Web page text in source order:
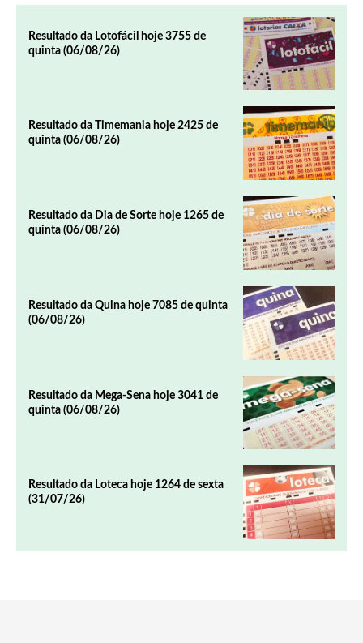
Resultado da Lotofácil hoje 3755 de
quinta (06/08/26)
Resultado da Timemania hoje 2425 de
quinta (06/08/26)
Resultado da Dia de Sorte hoje 1265 de
quinta (06/08/26)
Resultado da Quina hoje 7085 de quinta
(06/08/26)
Resultado da Mega-Sena hoje 3041 de
quinta (06/08/26)
Resultado da Loteca hoje 1264 de sexta
(31/07/26)